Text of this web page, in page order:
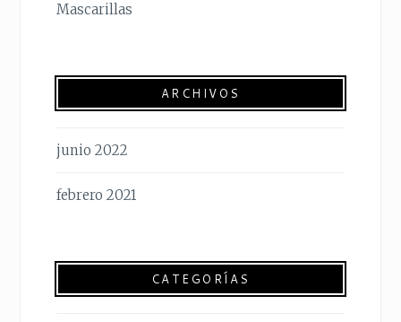
Mascarillas
ARCHIVOS
junio 2022
febrero 2021
CATEGORÍAS